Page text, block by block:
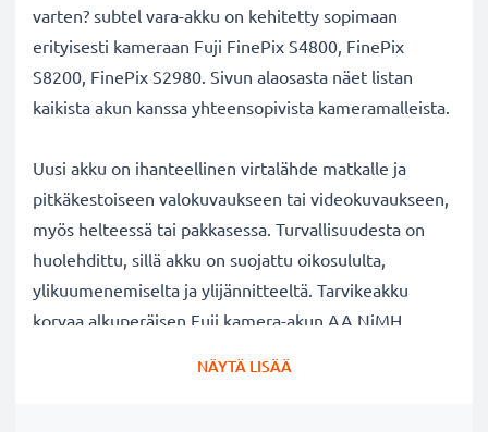
varten? subtel vara-akku on kehitetty sopimaan
erityisesti kameraan Fuji FinePix S4800, FinePix
S8200, FinePix S2980. Sivun alaosasta näet listan
kaikista akun kanssa yhteensopivista kameramalleista.
Uusi akku on ihanteellinen virtalähde matkalle ja
pitkäkestoiseen valokuvaukseen tai videokuvaukseen,
myös helteessä tai pakkasessa. Turvallisuudesta on
huolehdittu, sillä akku on suojattu oikosululta,
ylikuumenemiselta ja ylijännitteeltä. Tarvikeakku
korvaa alkuperäisen Fuji kamera-akun AA NiMH
NÄYTÄ LISÄÄ